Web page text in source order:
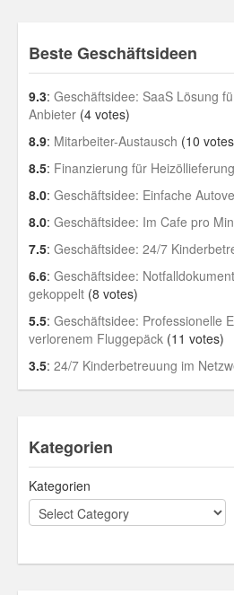
Beste Geschäftsideen
9.3: Geschäftsidee: SaaS Lösung
Anbieter (4 votes)
8.9: Mitarbeiter-Austausch (10
8.5: Finanzierung für
8.0: Geschäftsidee: Einfache
8.0: Geschäftsidee: Im Cafe pro
7.5: Geschäftsidee: 24/7
6.6: Geschäftsidee:
gekoppelt (8 votes)
5.5: Geschäftsidee: Professionelle
verlorenem Fluggepäck (11 votes)
3.5: 24/7 Kinderbetreuung im
Kategorien
Kategorien